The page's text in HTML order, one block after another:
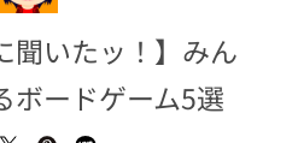
聞いたッ！】みん
ボードゲーム5選